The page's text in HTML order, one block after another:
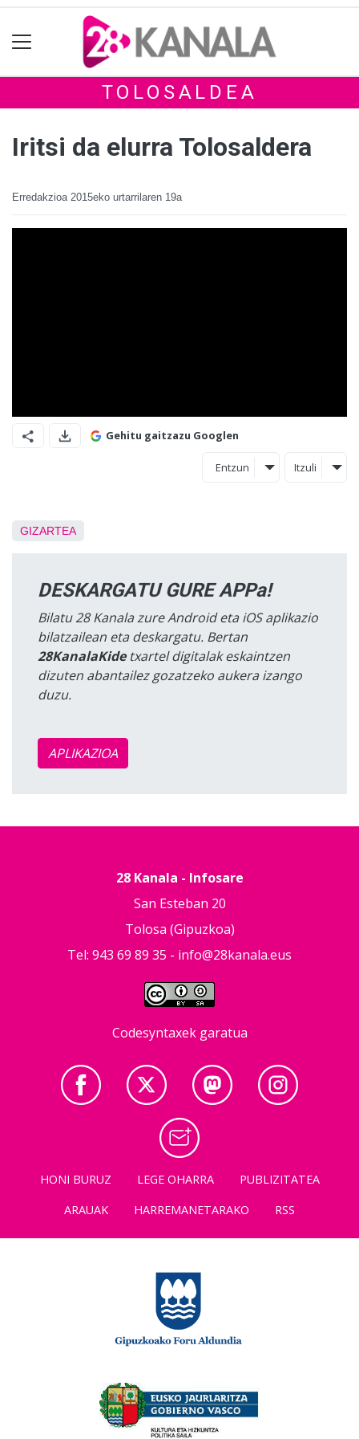
TOLOSALDEA
Iritsi da elurra Tolosaldera
Erredakzioa 2015eko urtarrilaren 19a
Gehitu gaitzazu Googlen
Entzun Itzuli
GIZARTEA
DESKARGATU GURE APPa!
Bilatu 28 Kanala zure Android eta iOS aplikazio
bilatzailean eta deskargatu. Bertan
28KanalaKidetxartel digitalak eskaintzen
dizuten abantailez gozatzeko aukera izango
duzu.
APLIKAZIOA
28 Kanala - Infosare
San Esteban 20
Tolosa (Gipuzkoa)
Tel: 943 69 89 35 - info@28kanala.eus
Codesyntaxek garatua
HONI BURUZ LEGE OHARRA
PUBLIZITATEA
ARAUAK
HARREMANETARAKO RSS